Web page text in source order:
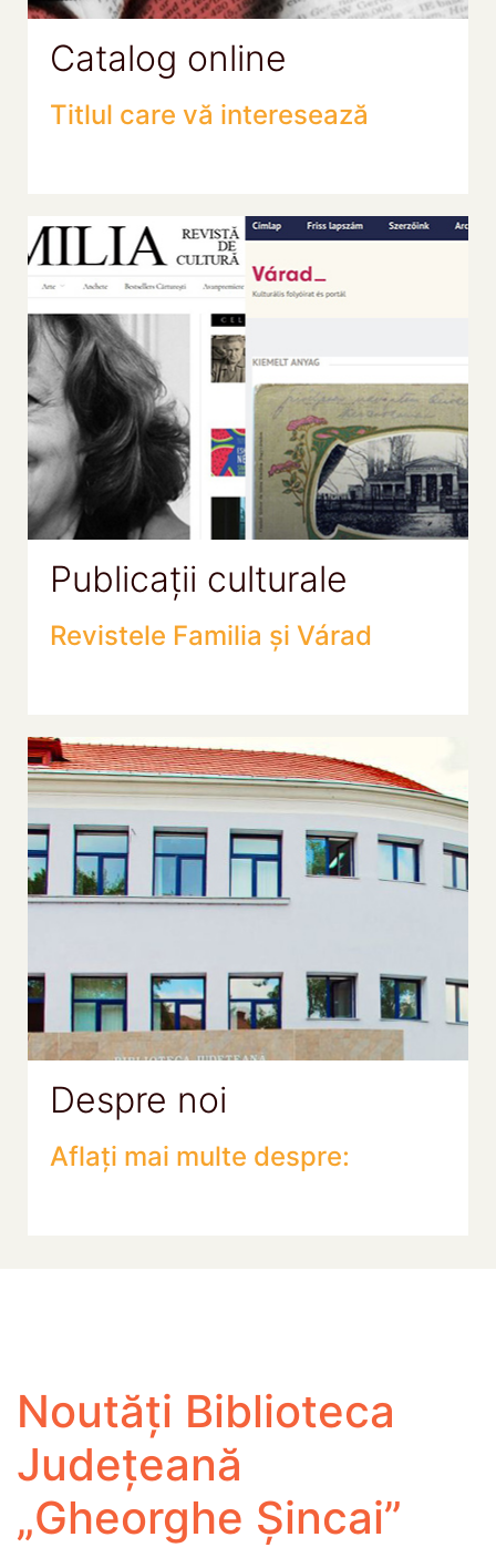
Catalog online
Titlul care vă interesează
Publicații culturale
Revistele Familia și Várad
Despre noi
Aflați mai multe despre:
Noutăți Biblioteca
Județeană
„Gheorghe Șincai”